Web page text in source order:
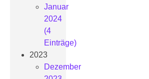
Januar
2024
(4
Einträge)
2023
Dezember